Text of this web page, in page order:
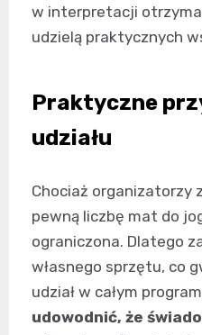
w interpretacji
udzielą praktycznych
Praktyczne
udziału
Chociaż organizatorzy
pewną liczbę mat do
ograniczona. Dlatego
własnego sprzętu, co
udział w całym
udowodnić, że